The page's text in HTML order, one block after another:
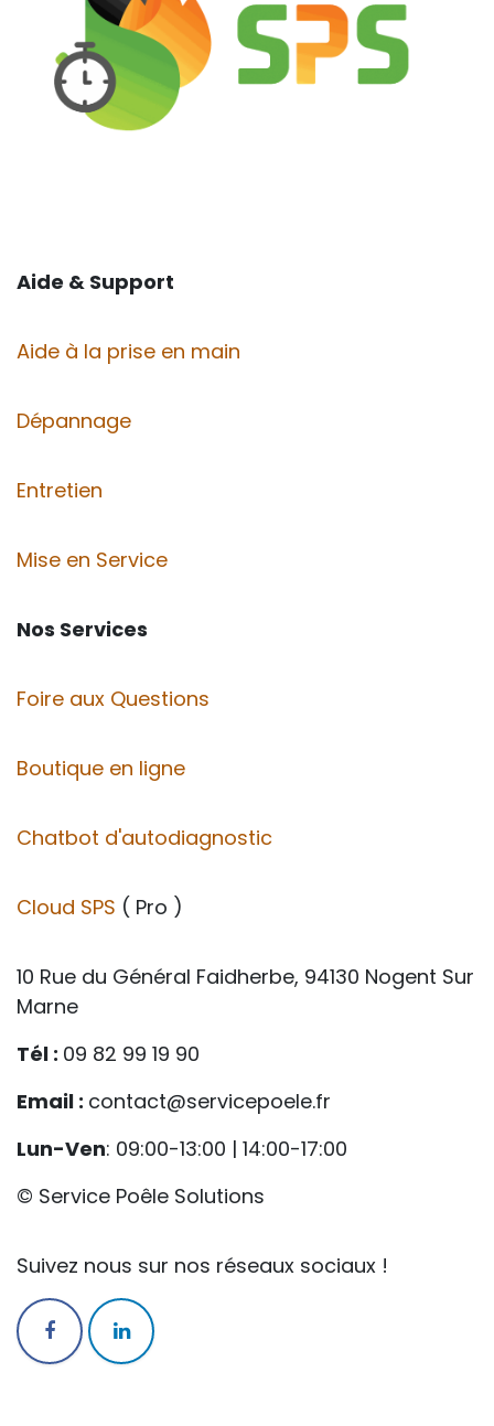
Aide & Support
Aide à la prise en main
Dépannage
Entretien
Mise en Service
Nos Services
Foire aux Questions
Boutique en ligne
Chatbot d'autodiagnostic
Cloud SPS ( Pro )
10 Rue du Général Faidherbe, 94130 Nogent Sur
Marne
Tél : 09 82 99 19 90
Email : contact@servicepoele.fr
Lun-Ven: 09:00-13:00 | 14:00-17:00
© Service Poêle Solutions
Suivez nous sur nos réseaux sociaux !